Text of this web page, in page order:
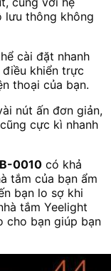
lưu thông không
cài đặt nhanh
khiển trực
thoại của bạn.
nút ấn đơn giản,
cực kì nhanh
0010 có khả
tắm của bạn ẩm
bạn lo sợ khi
tắm Yeelight
cho bạn giúp bạn